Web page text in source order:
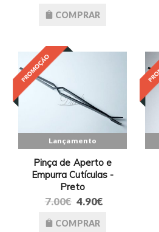
COMPRAR
Lançamento
Pinça de Aperto e
Empurra Cutículas -
Preto
7.00€ 4.90€
COMPRAR